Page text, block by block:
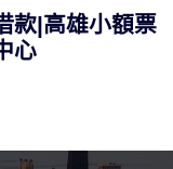
款|高雄小額票
心